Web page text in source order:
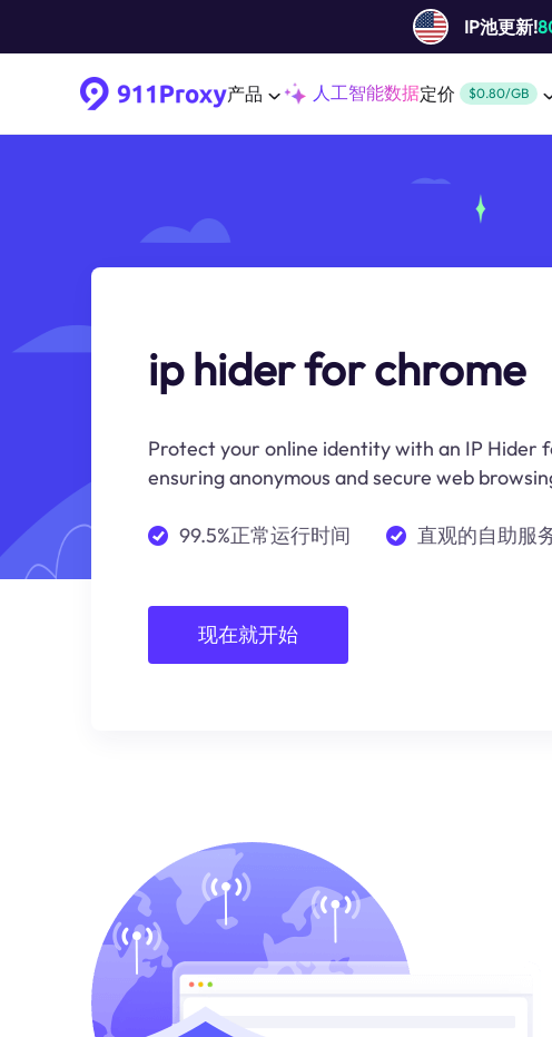
IP池更新!
产品 人工智能数据定价 $0.80/GB
ip hider for chrome
Protect your online identity with an IP Hider
ensuring anonymous and secure web
99.5%正常运行时间 直观的自助服
现在就开始